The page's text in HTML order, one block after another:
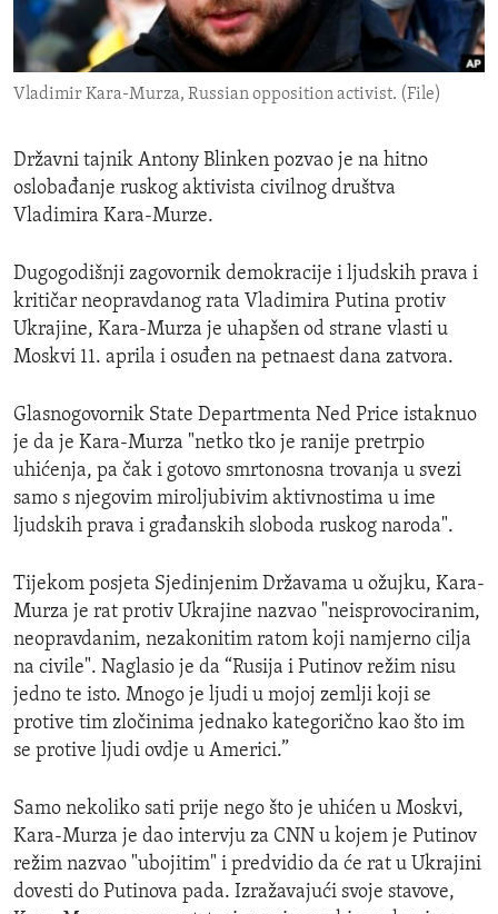
ENVIRONMENT AND HEALTH
IDEALS AND INSTITUTIONS
Vladimir Kara-Murza, Russian opposition activist. (File)
Državni tajnik Antony Blinken pozvao je na hitno
oslobađanje ruskog aktivista civilnog društva
Vladimira Kara-Murze.
Dugogodišnji zagovornik demokracije i ljudskih prava i
kritičar neopravdanog rata Vladimira Putina protiv
Ukrajine, Kara-Murza je uhapšen od strane vlasti u
Moskvi 11. aprila i osuđen na petnaest dana zatvora.
Glasnogovornik State Departmenta Ned Price istaknuo
je da je Kara-Murza "netko tko je ranije pretrpio
uhićenja, pa čak i gotovo smrtonosna trovanja u svezi
samo s njegovim miroljubivim aktivnostima u ime
ljudskih prava i građanskih sloboda ruskog naroda".
Tijekom posjeta Sjedinjenim Državama u ožujku, Kara-
Murza je rat protiv Ukrajine nazvao "neisprovociranim,
neopravdanim, nezakonitim ratom koji namjerno cilja
na civile". Naglasio je da “Rusija i Putinov režim nisu
jedno te isto. Mnogo je ljudi u mojoj zemlji koji se
protive tim zločinima jednako kategorično kao što im
se protive ljudi ovdje u Americi.”
Samo nekoliko sati prije nego što je uhićen u Moskvi,
Kara-Murza je dao intervju za CNN u kojem je Putinov
režim nazvao "ubojitim" i predvidio da će rat u Ukrajini
dovesti do Putinova pada. Izražavajući svoje stavove,